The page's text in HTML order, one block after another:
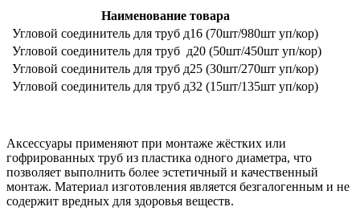
Наименование товара
Угловой соединитель для труб д16 (70шт/980шт уп/кор)
Угловой соединитель для труб д20 (50шт/450шт уп/кор)
Угловой соединитель для труб д25 (30шт/270шт уп/кор)
Угловой соединитель для труб д32 (15шт/135шт уп/кор)
Аксессуары применяют при монтаже жёстких или
гофрированных труб из пластика одного диаметра, что
позволяет выполнить более эстетичный и качественный
монтаж. Материал изготовления является безгалогенным и не
содержит вредных для здоровья веществ.